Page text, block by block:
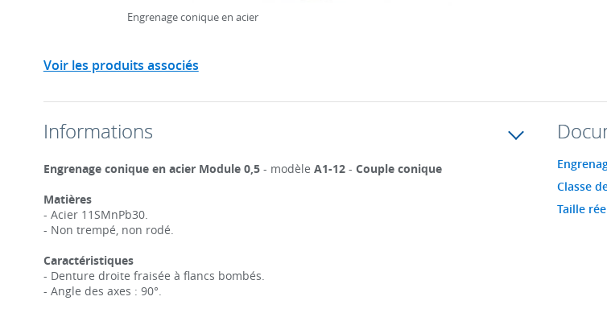
Engrenage conique en acier
Voir les produits associés
Informations
Engrenage conique en acier Module 0,5- modèle A1-12- Couple conique
Matières
- Acier 11SMnPb30.
- Non trempé, non rodé.
Caractéristiques
- Denture droite fraisée à flancs bombés.
- Angle des axes : 90°.
Classe
Taille